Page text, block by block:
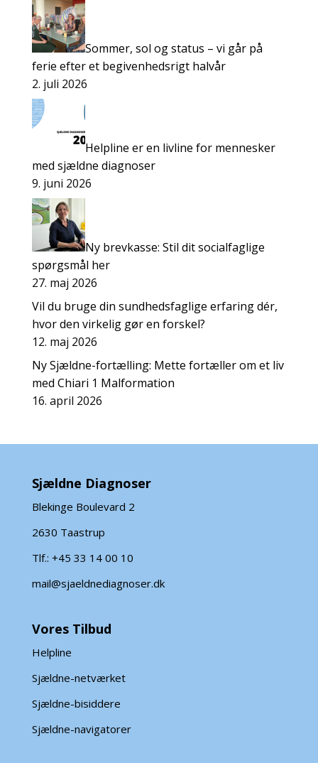
Sommer, sol og status – vi går på
ferie efter et begivenhedsrigt halvår
2. juli 2026
Helpline er en livline for mennesker
med sjældne diagnoser
9. juni 2026
Ny brevkasse: Stil dit socialfaglige
spørgsmål her
27. maj 2026
Vil du bruge din sundhedsfaglige erfaring dér,
hvor den virkelig gør en forskel?
12. maj 2026
Ny Sjældne-fortælling: Mette fortæller om et liv
med Chiari 1 Malformation
16. april 2026
Sjældne Diagnoser
Blekinge Boulevard 2
2630 Taastrup
Tlf.: +45 33 14 00 10
mail@sjaeldnediagnoser.dk
Vores Tilbud
Helpline
Sjældne-netværket
Sjældne-bisiddere
Sjældne-navigatorer